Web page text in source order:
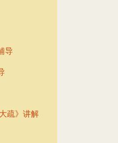
导
疏》讲解